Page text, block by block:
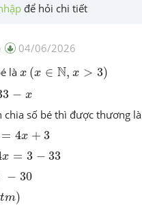
để hỏi chi tiết
04/06/2026
là x
x (x ∈ N, x > 3)
(x∈ℕ,x >3 )
− x
chia số bé thì được thương là
= 4x + 3
x+ 3
x = 3 − 33
-33
− 30
tm)
m)